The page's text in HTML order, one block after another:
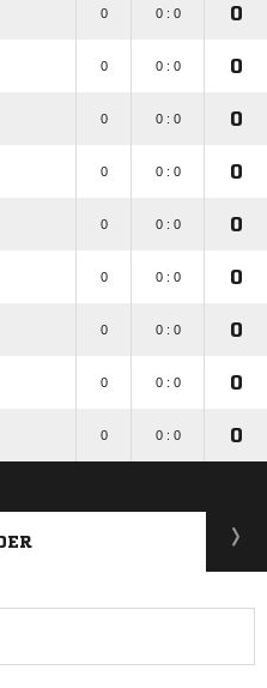
0 0 : 0 0
0 0 : 0 0
0 0 : 0 0
0 0 : 0 0
0 0 : 0 0
0 0 : 0 0
0 0 : 0 0
0 0 : 0 0
0 0 : 0 0